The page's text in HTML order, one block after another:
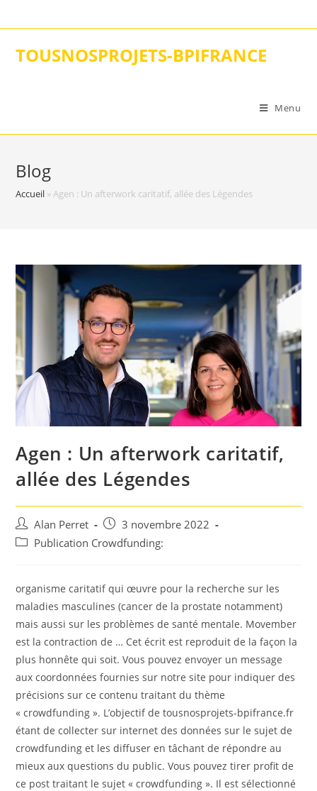
to
TOUSNOSPROJETS-BPIFRANCE
Menu
Blog
Accueil »Agen : Un afterwork caritatif, allée des Légendes
Agen : Un afterwork caritatif,
allée des Légendes
Auteur/autrice
de
Alan Perret
Post
published:
3 novembre 2022
PostPublication Crowdfunding:
organisme caritatif qui œuvre pour la recherche sur les
maladies masculines (cancer de la prostate notamment)
mais aussi sur les problèmes de santé mentale. Movember
est la contraction de … Cet écrit est reproduit de la façon la
plus honnête qui soit. Vous pouvez envoyer un message
aux coordonnées fournies sur notre site pour indiquer des
précisions sur ce contenu traitant du thème
« crowdfunding ». L’objectif de tousnosprojets-bpifrance.fr
étant de collecter sur internet des données sur le sujet de
crowdfunding et les diffuser en tâchant de répondre au
mieux aux questions du public. Vous pouvez tirer profit de
ce post traitant le sujet « crowdfunding ». Il est sélectionné